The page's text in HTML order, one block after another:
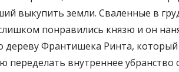
выкупить земли. Сваленные в
понравились князю и он
дереву Франтишека Ринта,
переделать внутреннее убранство